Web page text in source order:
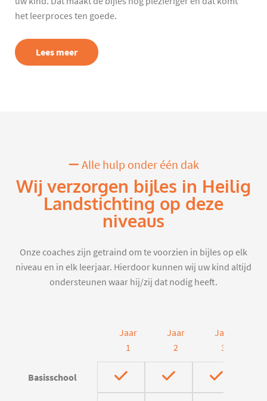
het leerproces ten goede.
Lees meer
Alle hulp onder één dak
Wij verzorgen bijles in Heilig
Landstichting op deze
niveaus
Onze coaches zijn getraind om te voorzien in bijles op elk
niveau en in elk leerjaar. Hierdoor kunnen wij uw kind altijd
ondersteunen waar hij/zij dat nodig heeft.
Jaar
1
Jaar
2
Jaar
3
Basisschool